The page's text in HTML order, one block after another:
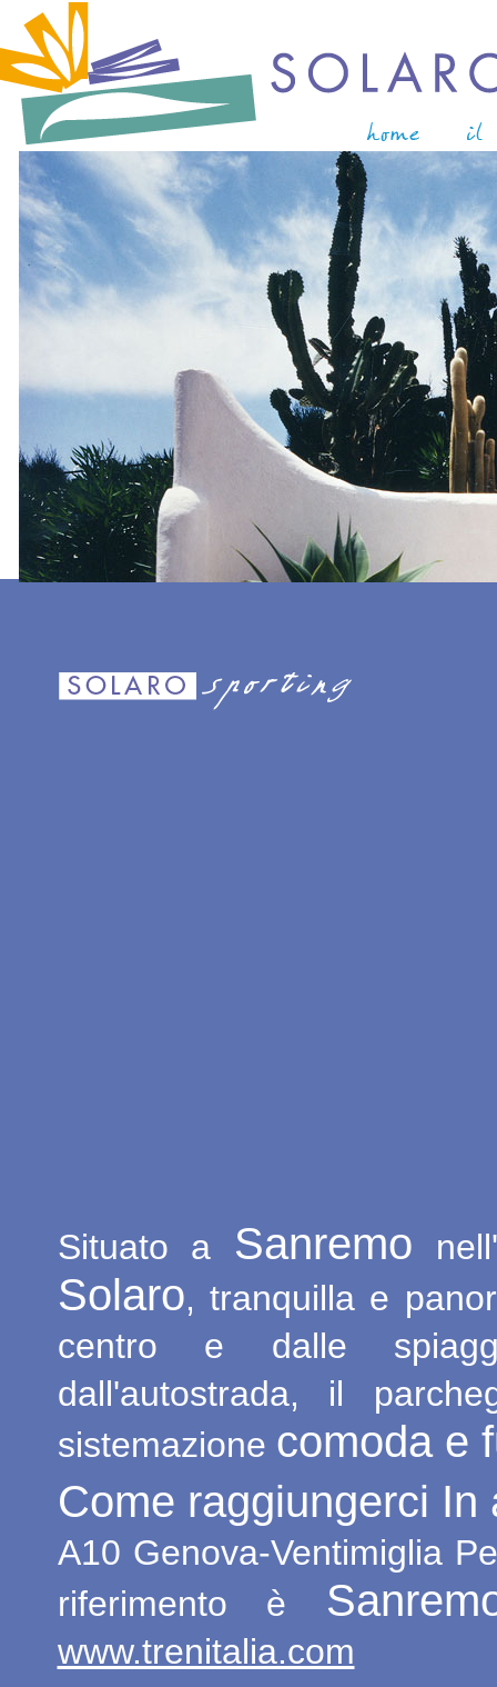
Situato a Sanremo
Solaro, tranquilla e
centro e dalle
dall'autostrada, il
sistemazione comoda e
Come raggiungerci In
A10 Genova-Ventimiglia
riferimento è
www.trenitalia.com